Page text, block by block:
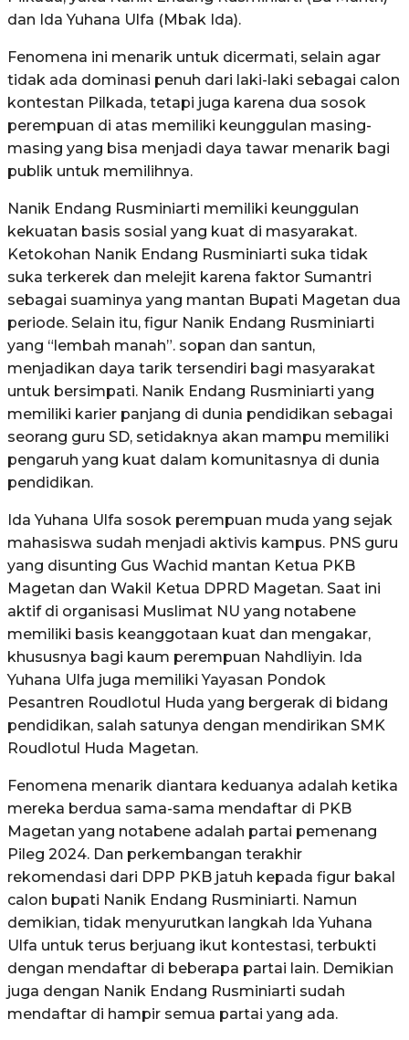
dan Ida Yuhana Ulfa (Mbak Ida).
Fenomena ini menarik untuk dicermati, selain agar
tidak ada dominasi penuh dari laki-laki sebagai calon
kontestan Pilkada, tetapi juga karena dua sosok
perempuan di atas memiliki keunggulan masing-
masing yang bisa menjadi daya tawar menarik bagi
publik untuk memilihnya.
Nanik Endang Rusminiarti memiliki keunggulan
kekuatan basis sosial yang kuat di masyarakat.
Ketokohan Nanik Endang Rusminiarti suka tidak
suka terkerek dan melejit karena faktor Sumantri
sebagai suaminya yang mantan Bupati Magetan dua
periode. Selain itu, figur Nanik Endang Rusminiarti
yang “lembah manah”. sopan dan santun,
menjadikan daya tarik tersendiri bagi masyarakat
untuk bersimpati. Nanik Endang Rusminiarti yang
memiliki karier panjang di dunia pendidikan sebagai
seorang guru SD, setidaknya akan mampu memiliki
pengaruh yang kuat dalam komunitasnya di dunia
pendidikan.
Ida Yuhana Ulfa sosok perempuan muda yang sejak
mahasiswa sudah menjadi aktivis kampus. PNS guru
yang disunting Gus Wachid mantan Ketua PKB
Magetan dan Wakil Ketua DPRD Magetan. Saat ini
aktif di organisasi Muslimat NU yang notabene
memiliki basis keanggotaan kuat dan mengakar,
khususnya bagi kaum perempuan Nahdliyin. Ida
Yuhana Ulfa juga memiliki Yayasan Pondok
Pesantren Roudlotul Huda yang bergerak di bidang
pendidikan, salah satunya dengan mendirikan SMK
Roudlotul Huda Magetan.
Fenomena menarik diantara keduanya adalah ketika
mereka berdua sama-sama mendaftar di PKB
Magetan yang notabene adalah partai pemenang
Pileg 2024. Dan perkembangan terakhir
rekomendasi dari DPP PKB jatuh kepada figur bakal
calon bupati Nanik Endang Rusminiarti. Namun
demikian, tidak menyurutkan langkah Ida Yuhana
Ulfa untuk terus berjuang ikut kontestasi, terbukti
dengan mendaftar di beberapa partai lain. Demikian
juga dengan Nanik Endang Rusminiarti sudah
mendaftar di hampir semua partai yang ada.